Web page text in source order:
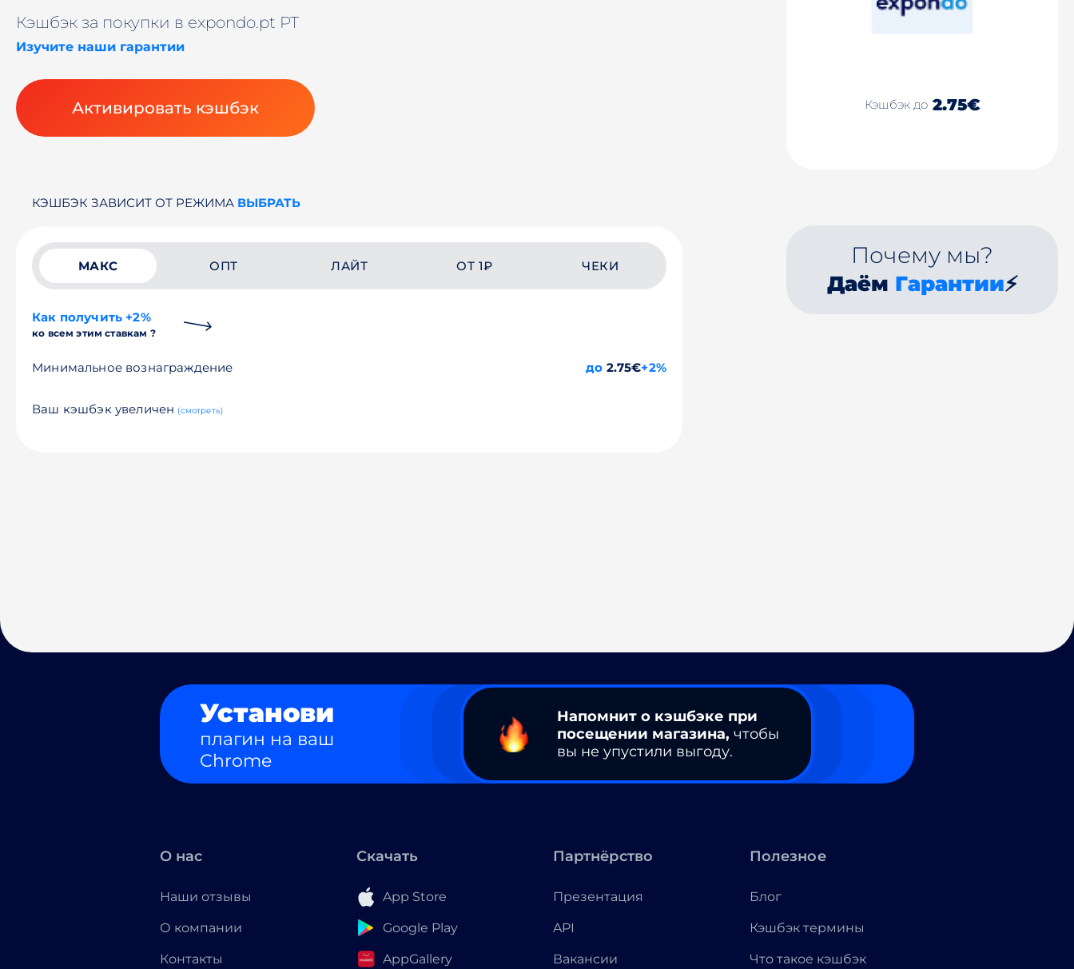
Кэшбэк за покупки в expondo.pt PT
Изучите наши гарантии
Активировать кэшбэк Кэшбэк до 2.75€
КЭШБЭК ЗАВИСИТ ОТ РЕЖИМА ВЫБРАТЬ
МАКС ОПТ ЛАЙТ ОТ 1₽ ЧЕКИ
Как получить +2%
ко всем этим ставкам ?
Минимальное вознаграждение до 2.75€+2%
Ваш кэшбэк увеличен (смотреть)
Почему мы?
Даём Гарантии⚡
Установи
плагин на ваш
Chrome
Напомнит о кэшбэке при
посещении магазина, чтобы
вы не упустили выгоду.
О нас
Наши отзывы
О компании
Контакты
Скачать
App Store
Google Play
AppGallery
Партнёрство
Презентация
API
Вакансии
Полезное
Блог
Кэшбэк термины
Что такое кэшбэк